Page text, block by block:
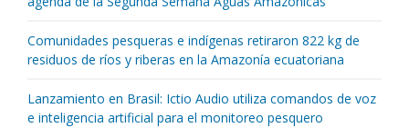
Comunidades pesqueras e indígenas retiraron 822 kg de
residuos de ríos y riberas en la Amazonía ecuatoriana
Lanzamiento en Brasil: Ictio Audio utiliza comandos de voz
e inteligencia artificial para el monitoreo pesquero